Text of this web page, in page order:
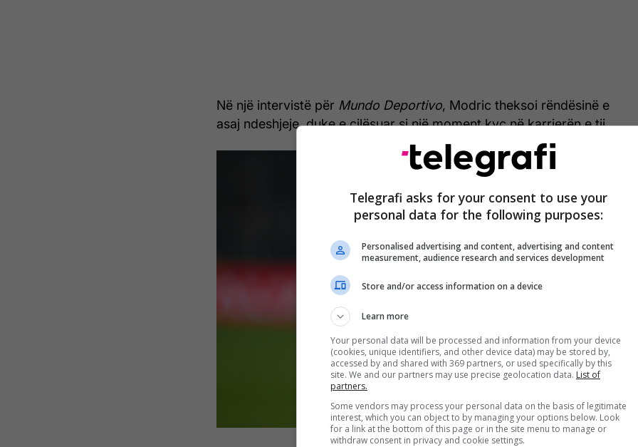
Në një intervistë për Mundo Deportivo, Modric theksoi rëndësinë e
asaj ndeshjeje, duke e cilësuar si një moment kyç në karrierën e tij.
Telegrafi asks for your consent to use your
personal data for the following purposes:
Personalised advertising and content, advertising and content
measurement, audience research and services development
Store and/or access information on a device
Learn more
Your personal data will be processed and information from your device
(cookies, unique identifiers, and other device data) may be stored by,
accessed by and shared with 369 partners, or used specifically by this
site. We and our partners may use precise geolocation data. List of
partners.
Some vendors may process your personal data on the basis of legitimate
interest, which you can object to by managing your options below. Look
for a link at the bottom of this page or in the site menu to manage or
withdraw consent in privacy and cookie settings.